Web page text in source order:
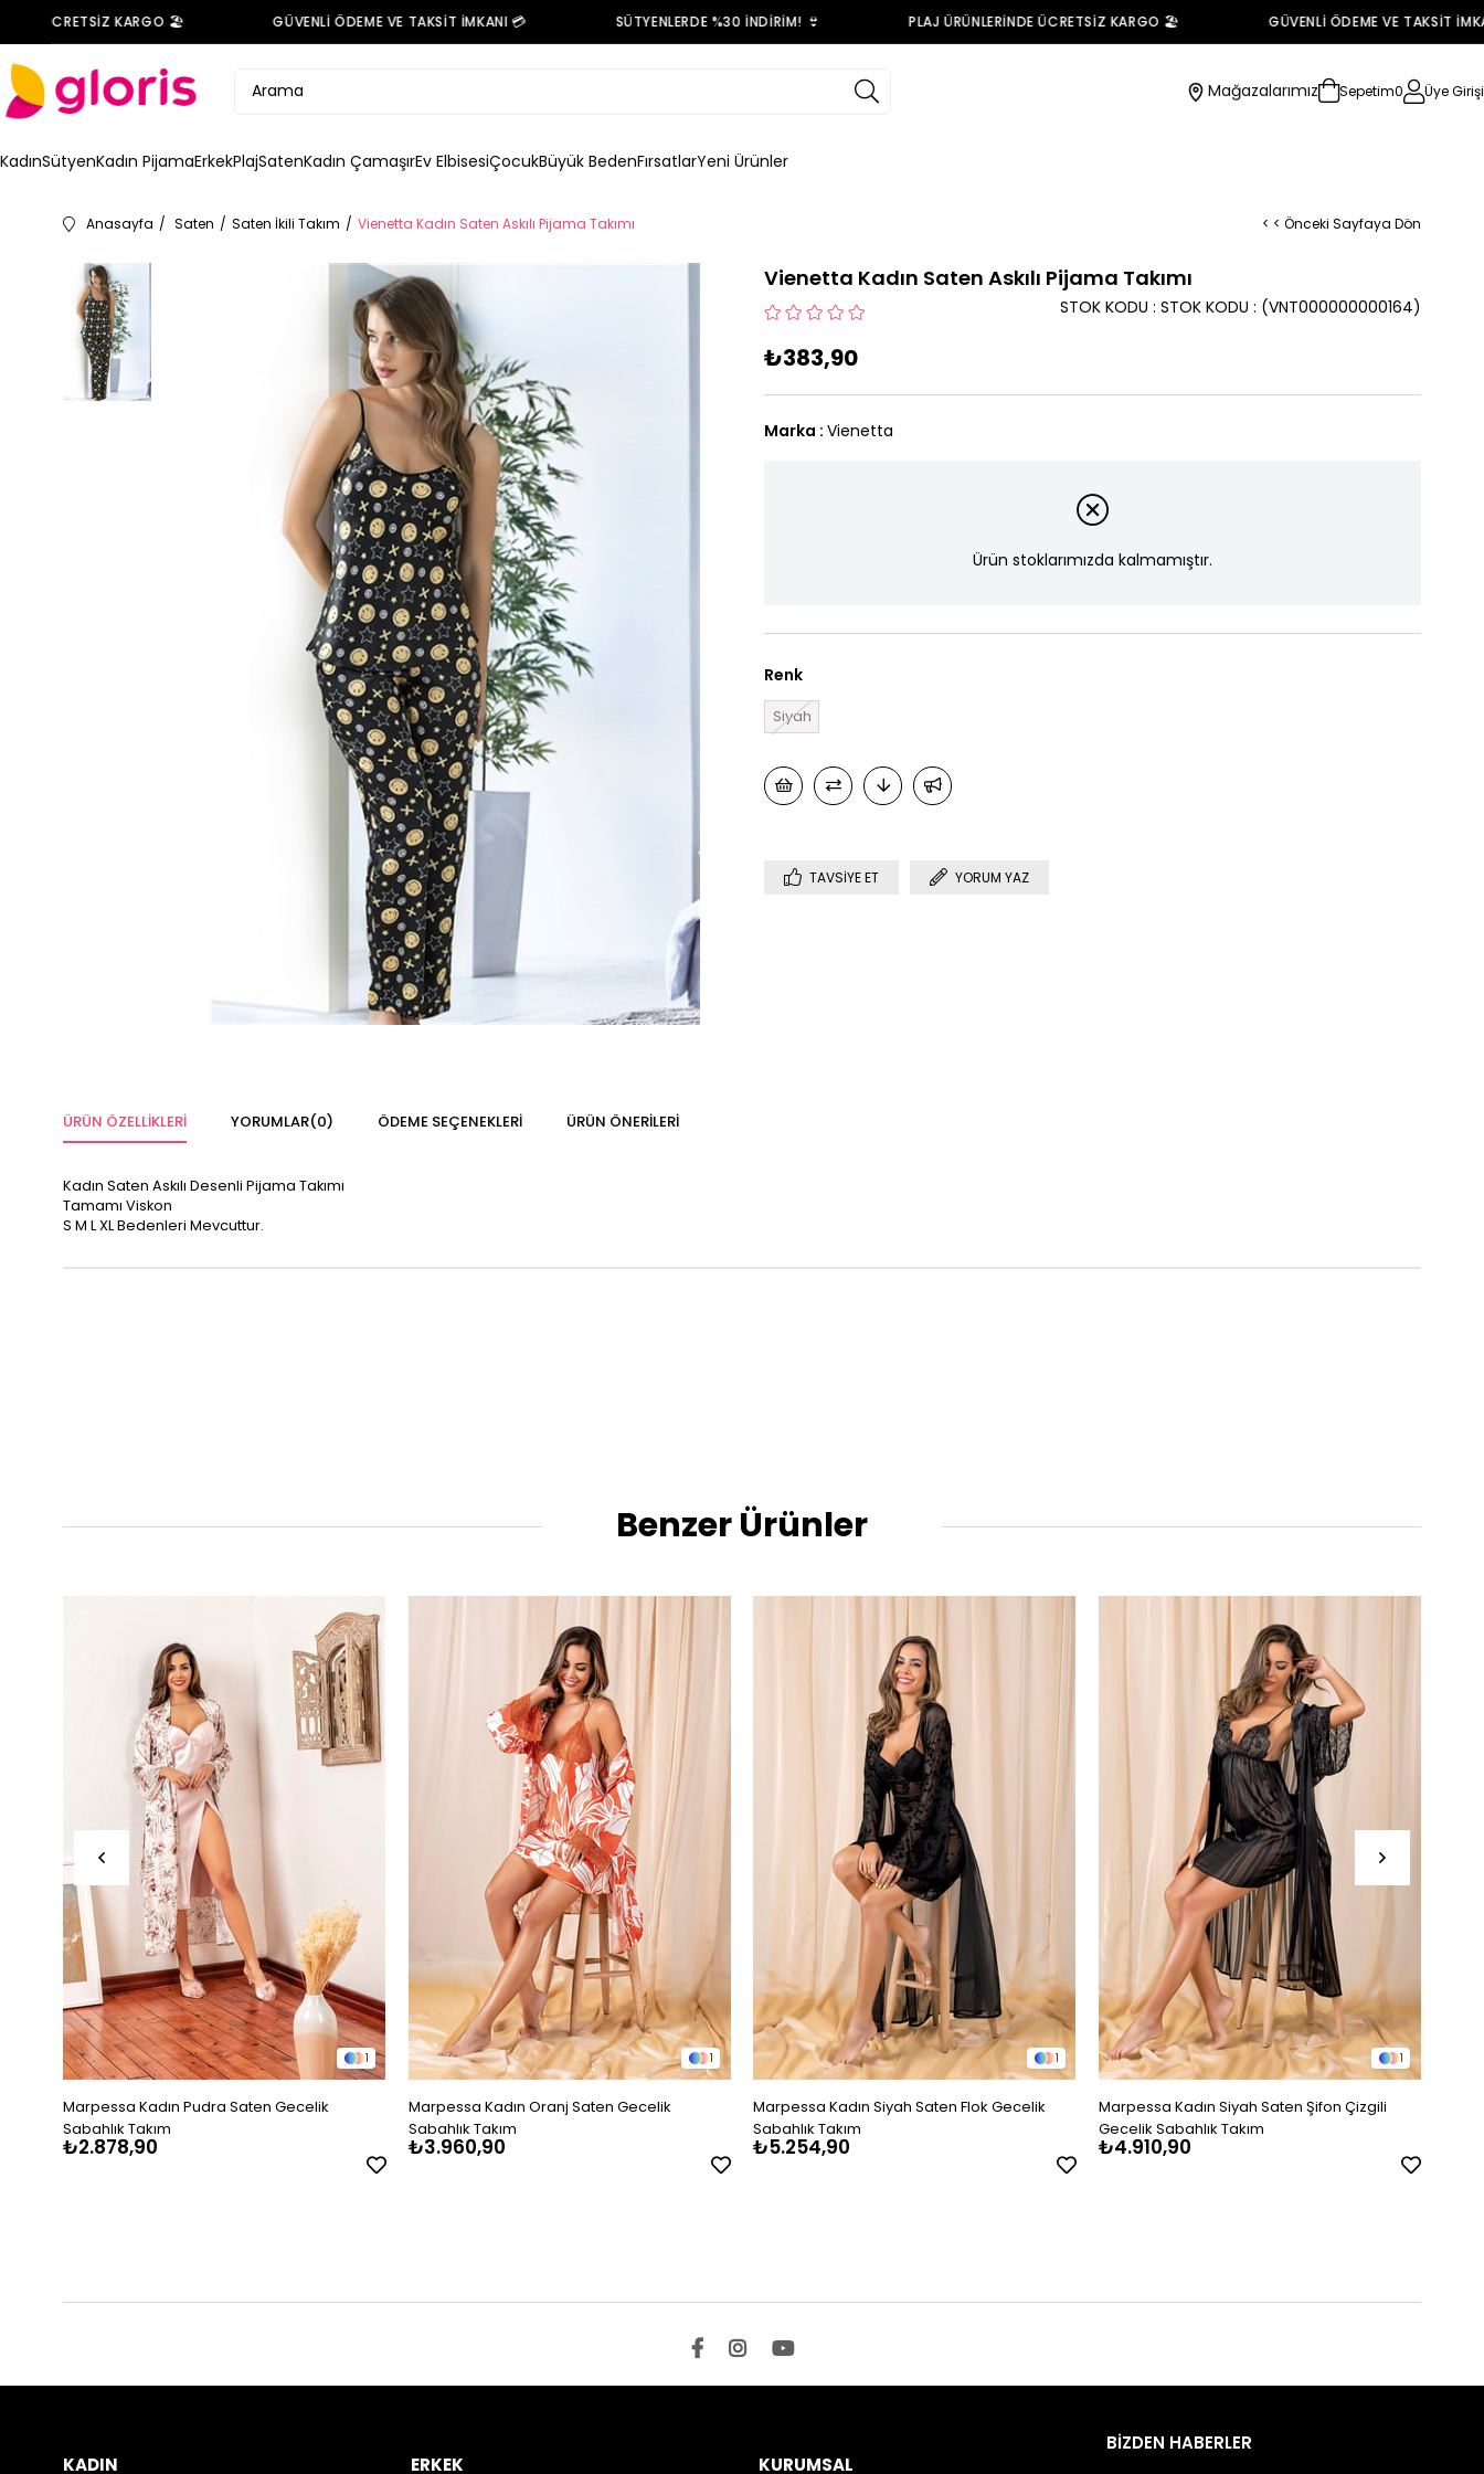
ÜCRETSİZ KARGO 🏖️ GÜVENLİ ÖDEME VE TAKSİT İMKANI 💳 SÜTYENLERDE %30 İNDİRİM! 👙 PLAJ ÜRÜNLERİNDE ÜCRETSİZ KARGO 🏖️ GÜVENLİ ÖDEME VE TAKSİT
Mağazalarımız Sepetim0 Üye Girişi
KadınSütyenKadın PijamaErkekPlajSatenKadın ÇamaşırEv ElbisesiÇocukBüyük BedenFırsatlarYeni Ürünler
Anasayfa Saten Saten İkili Takım Vienetta Kadın Saten Askılı Pijama Takımı < < Önceki Sayfaya Dön
Vienetta Kadın Saten Askılı Pijama Takımı
(VNT000000000164)
STOK KODU STOK KODU
₺383,90
Marka : Vienetta
Ürün stoklarımızda kalmamıştır.
Renk
Siyah
TAVSIYE ET YORUM YAZ
ÜRÜN ÖZELLIKLERI YORUMLAR(0) ÖDEME SEÇENEKLERI ÜRÜN ÖNERILERI
Kadın Saten Askılı Desenli Pijama Takımı
Tamamı Viskon
S M L XL Bedenleri Mevcuttur.
Benzer Ürünler
1
Marpessa Kadın Pudra Saten Gecelik
Sabahlık Takım
₺2.878,90
1
Marpessa Kadın Oranj Saten Gecelik
Sabahlık Takım
₺3.960,90
1
Marpessa Kadın Siyah Saten Flok Gecelik
Sabahlık Takım
₺5.254,90
1
Marpessa Kadın Siyah Saten Şifon Çizgili
Gecelik Sabahlık Takım
₺4.910,90
KADIN ERKEK KURUMSAL
BİZDEN HABERLER